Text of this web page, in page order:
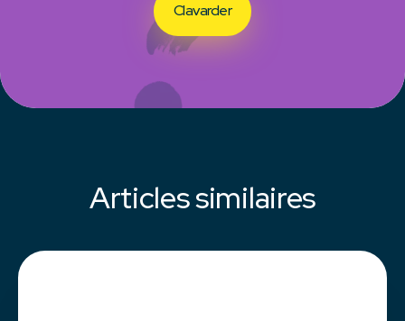
Clavarder
Articles similaires